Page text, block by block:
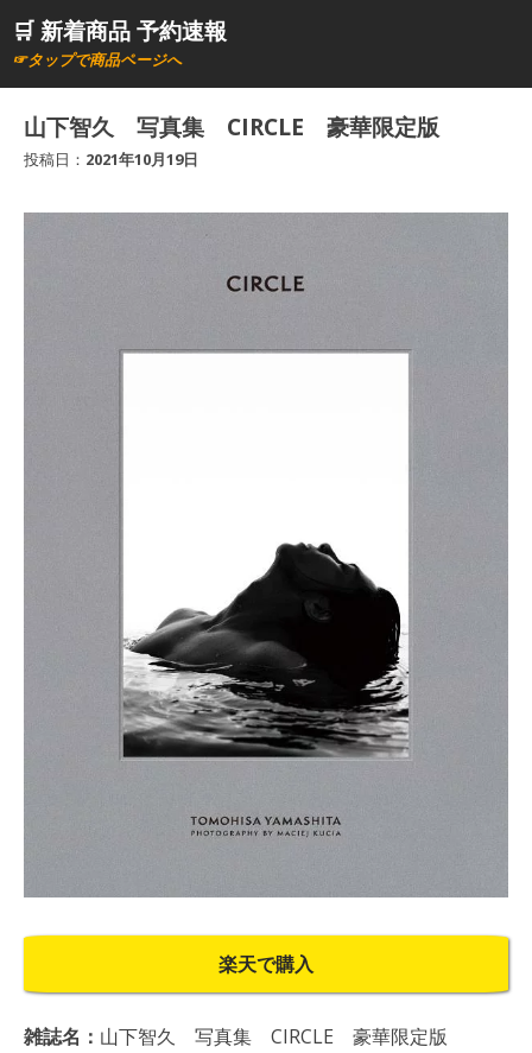
ン🛒 新着商品 予約速報
☞タップで商品ページへ
山下智久 写真集 CIRCLE 豪華限定版
投稿日： 2021年10月19日
楽天で購入
雑誌名： 山下智久 写真集 CIRCLE 豪華限定版